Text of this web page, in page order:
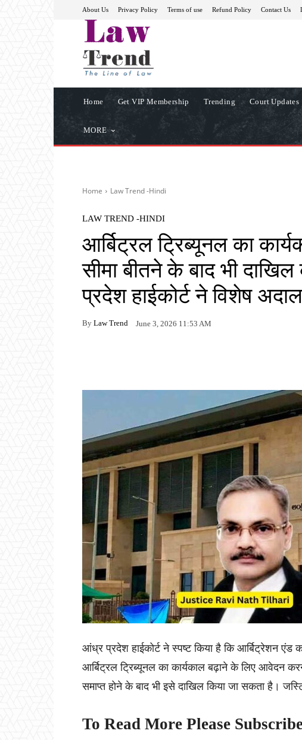
About Us Privacy Policy Terms of use Refund Policy Contact Us
Home Get VIP Membership Trending Court Updates
MORE
Home Law Trend -Hindi
LAW TREND -HINDI
आर्बिट्रल ट्रिब्यूनल का
सीमा बीतने के बाद भी
प्रदेश हाईकोर्ट ने विशेष
By Law Trend June 3, 2026 11:53 AM
आंध्र प्रदेश हाईकोर्ट ने स्पष्ट किया है कि आर्बिट्रेशन एंड
आर्बिट्रल ट्रिब्यूनल का कार्यकाल बढ़ाने के लिए आवेदन
समाप्त होने के बाद भी इसे दाखिल किया जा सकता है।
To Read More Please